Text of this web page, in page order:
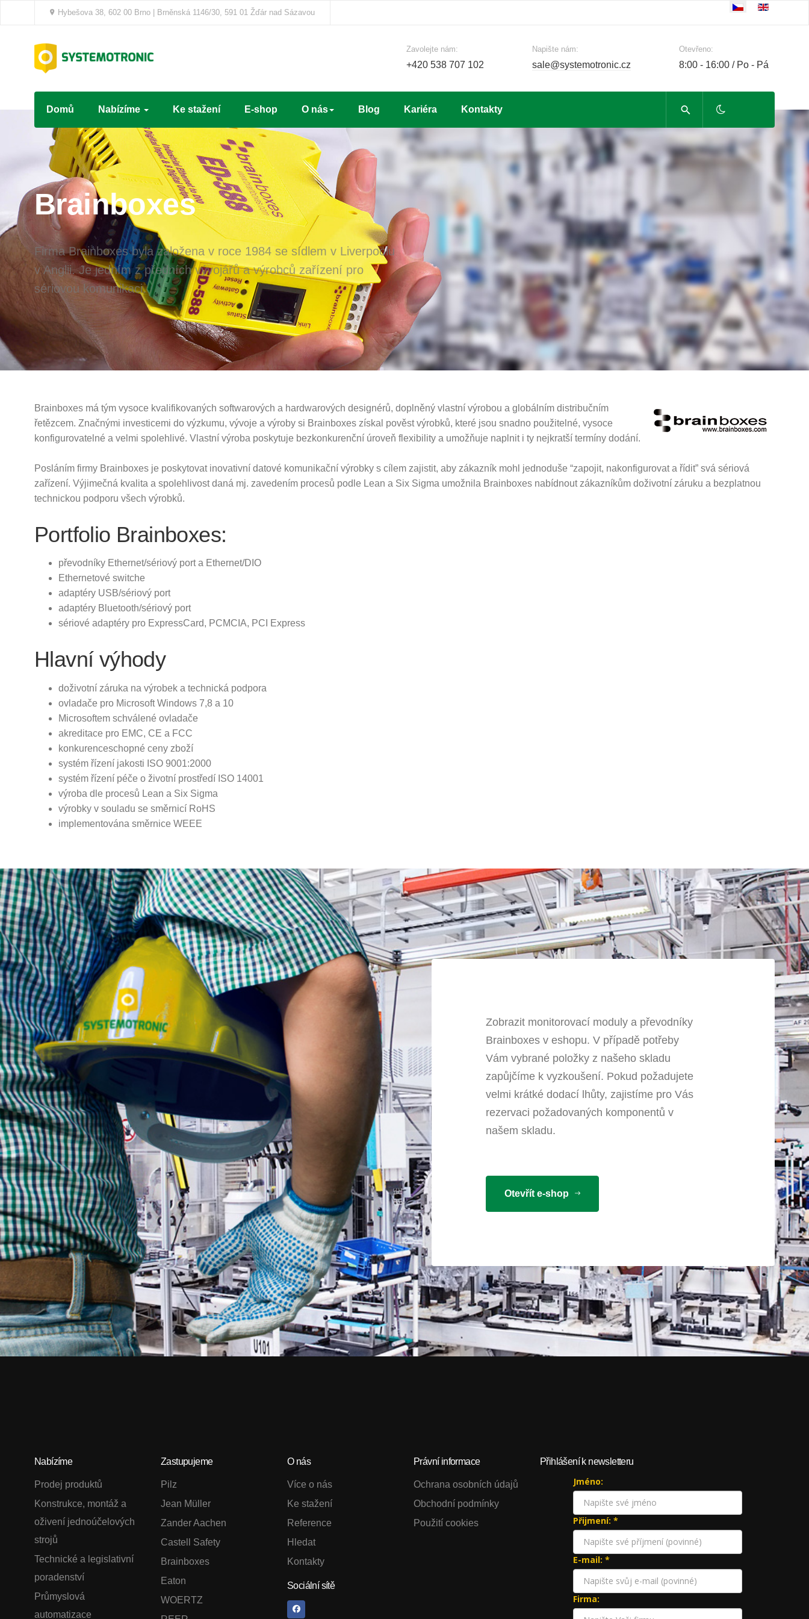
Hybešova 38, 602 00 Brno | Brněnská 1146/30, 591 01 Žďár nad Sázavou
Zvolte jazyk
Zavolejte nám:
+420 538 707 102
Napište nám:
sale@systemotronic.cz
Otevřeno:
8:00 - 16:00 / Po - Pá
Domů Nabízíme Ke stažení E-shop O nás Blog Kariéra Kontakty
Brainboxes
Firma Brainboxes byla založena v roce 1984 se sídlem v Liverpoolu
v Anglii. Je jedním z předních vývojářů a výrobců zařízení pro
sériovou komunikaci.
Brainboxes má tým vysoce kvalifikovaných softwarových a hardwarových designérů, doplněný vlastní výrobou a globálním distribučním
řetězcem. Značnými investicemi do výzkumu, vývoje a výroby si Brainboxes získal pověst výrobků, které jsou snadno použitelné, vysoce
konfigurovatelné a velmi spolehlivé. Vlastní výroba poskytuje bezkonkurenční úroveň flexibility a umožňuje naplnit i ty nejkratší termíny dodání.
Posláním firmy Brainboxes je poskytovat inovativní datové komunikační výrobky s cílem zajistit, aby zákazník mohl jednoduše “zapojit, nakonfigurovat a řídit” svá sériová
zařízení. Výjimečná kvalita a spolehlivost daná mj. zavedením procesů podle Lean a Six Sigma umožnila Brainboxes nabídnout zákazníkům doživotní záruku a bezplatnou
technickou podporu všech výrobků.
Portfolio Brainboxes:
převodníky Ethernet/sériový port a Ethernet/DIO
Ethernetové switche
adaptéry USB/sériový port
adaptéry Bluetooth/sériový port
sériové adaptéry pro ExpressCard, PCMCIA, PCI Express
Hlavní výhody
doživotní záruka na výrobek a technická podpora
ovladače pro Microsoft Windows 7,8 a 10
Microsoftem schválené ovladače
akreditace pro EMC, CE a FCC
konkurenceschopné ceny zboží
systém řízení jakosti ISO 9001:2000
systém řízení péče o životní prostředí ISO 14001
výroba dle procesů Lean a Six Sigma
výrobky v souladu se směrnicí RoHS
implementována směrnice WEEE
Zobrazit monitorovací moduly a převodníky
Brainboxes v eshopu. V případě potřeby
Vám vybrané položky z našeho skladu
zapůjčíme k vyzkoušení. Pokud požadujete
velmi krátké dodací lhůty, zajistíme pro Vás
rezervaci požadovaných komponentů v
našem skladu.
Otevřít e-shop
Nabízíme
Prodej produktů
Konstrukce, montáž a
oživení jednoúčelových
strojů
Technické a legislativní
poradenství
Průmyslová
automatizace
Zastupujeme
Pilz
Jean Müller
Zander Aachen
Castell Safety
Brainboxes
Eaton
WOERTZ
O nás
Více o nás
Ke stažení
Reference
Hledat
Kontakty
Sociální sítě
Právní informace
Ochrana osobních údajů
Obchodní podmínky
Použití cookies
Přihlášení k newsletteru
Jméno:
Přijmení: *
E-mail: *
Firma: